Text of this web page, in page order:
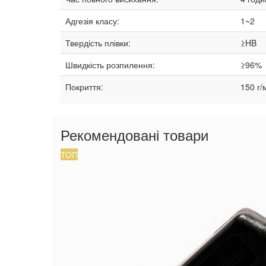
Адгезія класу:
1~2
Твердість плівки:
≥HB
Швидкість розпилення:
≥96%
Покриття:
150 г/
Рекомендовані товари
ТОП